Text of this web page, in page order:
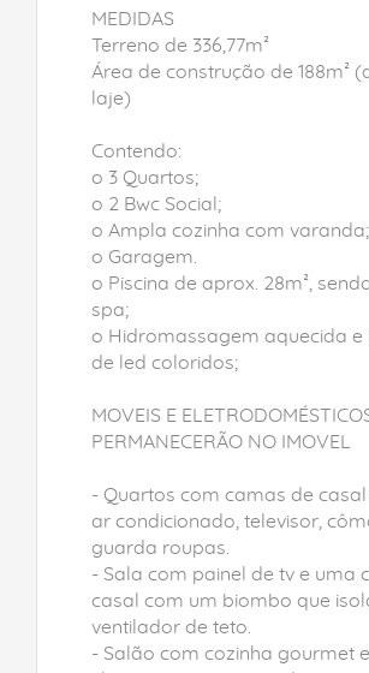
MEDIDAS
Terreno de 336,77m²
Área de construção de 188m²
laje)
Contendo:
o 3 Quartos;
o 2 Bwc Social;
o Ampla cozinha com varanda;
o Garagem.
o Piscina de aprox. 28m²,
spa;
o Hidromassagem aquecida e
de led coloridos;
MOVEIS E
PERMANECERÃO NO IMOVEL
- Quartos com camas de casal
ar condicionado, televisor,
guarda roupas.
- Sala com painel de tv e uma
casal com um biombo que
ventilador de teto.
- Salão com cozinha gourmet e